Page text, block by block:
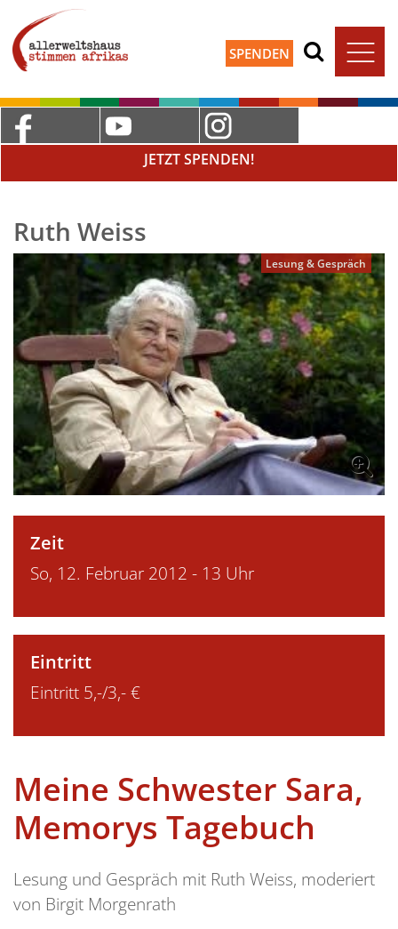
SPENDEN
JETZT SPENDEN!
Ruth Weiss
Lesung & Gespräch
Zeit
So, 12. Februar 2012 - 13 Uhr
Eintritt
Eintritt 5,-/3,- €
Meine Schwester Sara,
Memorys Tagebuch
Lesung und Gespräch mit Ruth Weiss, moderiert
von Birgit Morgenrath